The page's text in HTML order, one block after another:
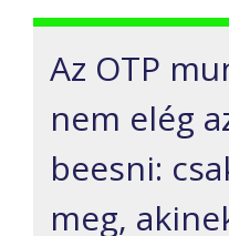
Az OTP
nem elég
beesni:
meg,